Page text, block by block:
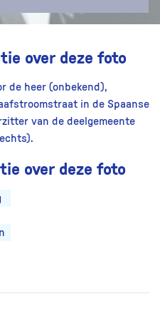
over deze foto
de heer (onbekend),
in de Spaanse
van de deelgemeente
over deze foto